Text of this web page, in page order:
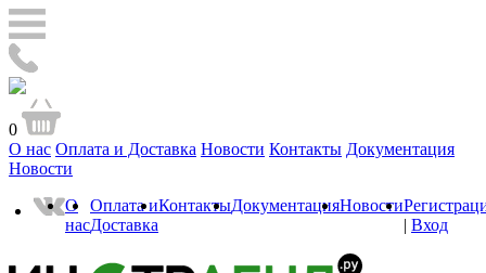
0
О нас Оплата и Доставка Новости Контакты Документация
Новости
О
нас
Оплата и
Доставка
КонтактыДокументацияНовости
| Вход